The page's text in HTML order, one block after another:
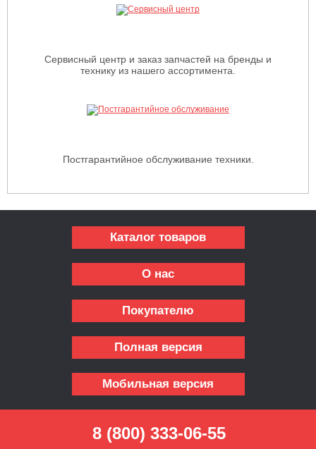
Сервисный центр и заказ запчастей на бренды и
технику из нашего ассортимента.
Постгарантийное обслуживание техники.
Каталог товаров
О нас
Покупателю
Полная версия
Мобильная версия
8 (800) 333-06-55